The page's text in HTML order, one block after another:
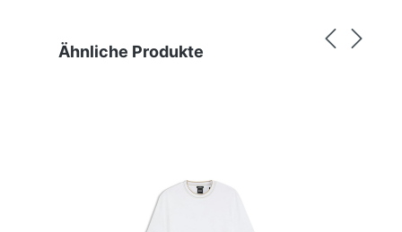
Produktgalerie überspringen
Ähnliche Produkte